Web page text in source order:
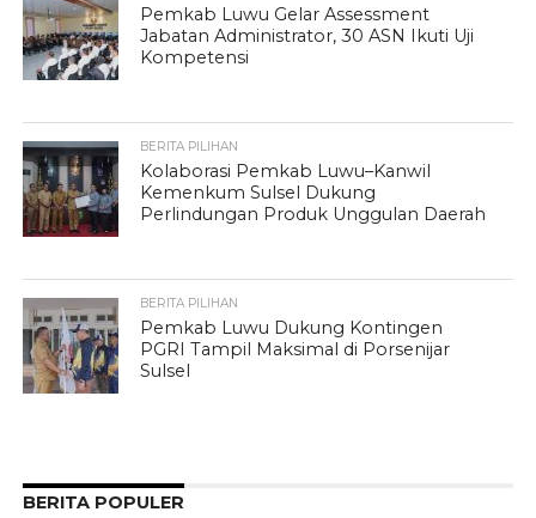
Pemkab Luwu Gelar Assessment
Jabatan Administrator, 30 ASN Ikuti Uji
Kompetensi
BERITA PILIHAN
Kolaborasi Pemkab Luwu–Kanwil
Kemenkum Sulsel Dukung
Perlindungan Produk Unggulan Daerah
BERITA PILIHAN
Pemkab Luwu Dukung Kontingen
PGRI Tampil Maksimal di Porsenijar
Sulsel
BERITA POPULER